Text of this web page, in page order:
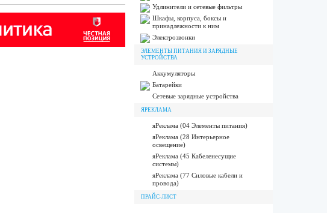
Удлинители и сетевые фильтры
Шкафы, корпуса, боксы и
принадлежности к ним
Электрозвонки
ЭЛЕМЕНТЫ ПИТАНИЯ И ЗАРЯДНЫЕ
УСТРОЙСТВА
Аккумуляторы
Батарейки
Сетевые зарядные устройства
ЯРЕКЛАМА
яРеклама (04 Элементы питания)
яРеклама (28 Интерьерное
освещение)
яРеклама (45 Кабеленесущие
системы)
яРеклама (77 Силовые кабели и
провода)
ПРАЙС-ЛИСТ